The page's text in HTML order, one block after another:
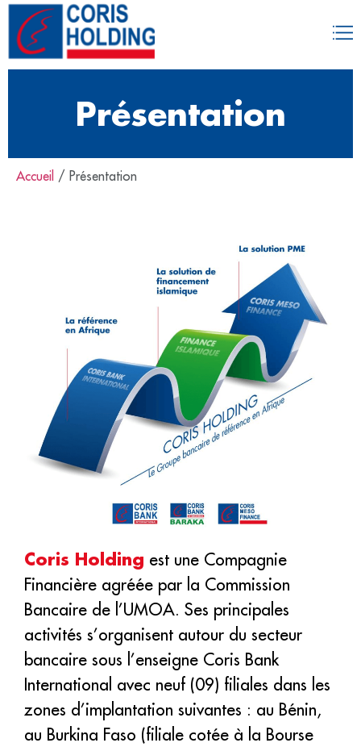
Présentation
Accueil / Présentation
Coris Holding est une Compagnie
Financière agréée par la Commission
Bancaire de l’UMOA. Ses principales
activités s’organisent autour du secteur
bancaire sous l’enseigne Coris Bank
International avec neuf (09) filiales dans les
zones d’implantation suivantes : au Bénin,
au Burkina Faso (filiale cotée à la Bourse